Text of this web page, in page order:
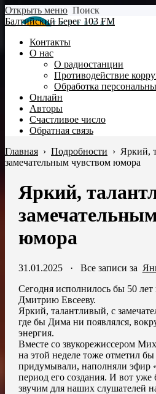
Открыть меню Поиск
Балтийский Берег 103 FM
Контакты
О нас
О радиостанции
Противодействие
Обработка
Онлайн
Авторы
Счастливое число
Обратная связь
Главная › Подробности › Яркий,
замечательным чувством юмора
Яркий,
юмора
31.01.2025· Все записи за
Сегодня исполнилось бы 50
Дмитрию Евсееву.
Яркий, талантливый, с
где бы Дима ни появлялся,
энергия.
Вместе со звукорежиссером
на этой неделе тоже отметил
придумывали, наполняли эфир
период его создания. И вот
звучим для наших слушателей